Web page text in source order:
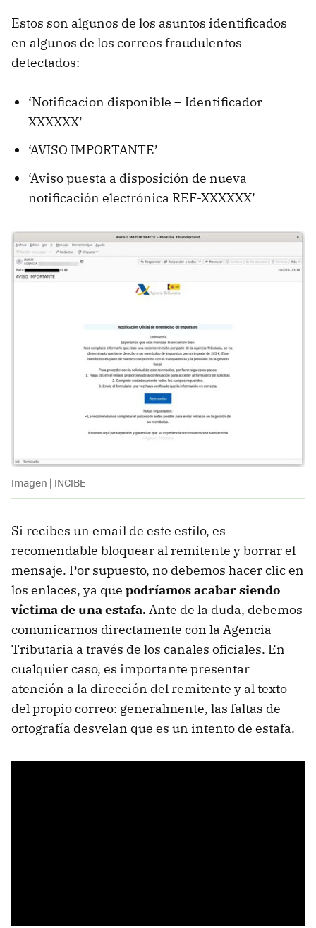
Estos son algunos de los asuntos identificados
en algunos de los correos fraudulentos
detectados:
‘Notificacion disponible – Identificador
XXXXXX’
‘AVISO IMPORTANTE’
‘Aviso puesta a disposición de nueva
notificación electrónica REF-XXXXXX’
Imagen | INCIBE
Si recibes un email de este estilo, es
recomendable bloquear al remitente y borrar el
mensaje. Por supuesto, no debemos hacer clic en
los enlaces, ya que podríamos acabar siendo
víctima de una estafa. Ante de la duda, debemos
comunicarnos directamente con la Agencia
Tributaria a través de los canales oficiales. En
cualquier caso, es importante presentar
atención a la dirección del remitente y al texto
del propio correo: generalmente, las faltas de
ortografía desvelan que es un intento de estafa.